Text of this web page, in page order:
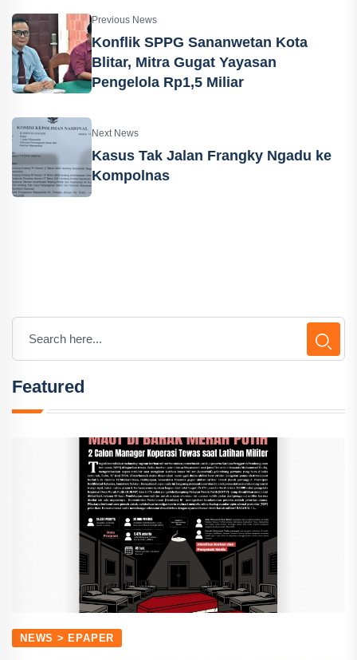
Previous News
Konflik SPPG Sananwetan Kota
Blitar, Mitra Gugat Yayasan
Pengelola Rp1,5 Miliar
Next News
Kasus Tak Jalan Frangky Ngadu ke
Kompolnas
Featured
NEWS > EPAPER